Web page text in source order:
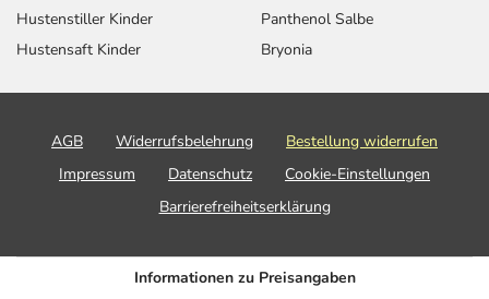
Hustenstiller Kinder
Hustensaft Kinder
Panthenol Salbe
Bryonia
AGB Widerrufsbelehrung
Bestellung widerrufen
Impressum
Datenschutz
Cookie-Einstellungen
Barrierefreiheitserklärung
Informationen zu Preisangaben